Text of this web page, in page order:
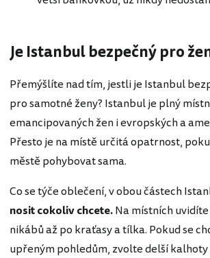
Je Istanbul bezpečný pro
Přemýšlíte nad tím, jestli je Istanbul
pro samotné ženy? Istanbul je plný
emancipovaných žen i evropských a
Přesto je na místě určitá opatrnost,
městě pohybovat sama.
Co se týče oblečení, v obou částech
nosit cokoliv chcete.Na místních
nikábů až po kraťasy a tílka. Pokud se
upřeným pohledům, zvolte delší kalhoty